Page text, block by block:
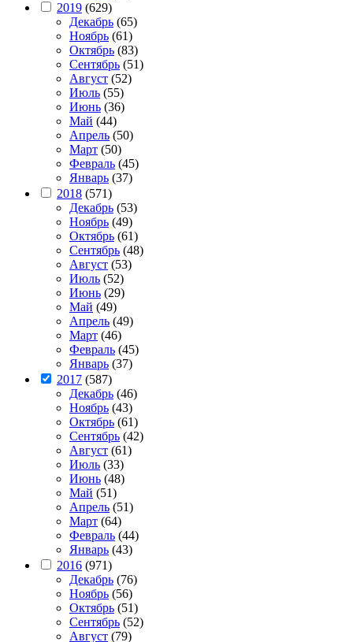
2019 (629)
Декабрь (65)
Ноябрь (61)
Октябрь (83)
Сентябрь (51)
Август (52)
Июль (55)
Июнь (36)
Май (44)
Апрель (50)
Март (50)
Февраль (45)
Январь (37)
2018 (571)
Декабрь (53)
Ноябрь (49)
Октябрь (61)
Сентябрь (48)
Август (53)
Июль (52)
Июнь (29)
Май (49)
Апрель (49)
Март (46)
Февраль (45)
Январь (37)
2017 (587)
Декабрь (46)
Ноябрь (43)
Октябрь (61)
Сентябрь (42)
Август (61)
Июль (33)
Июнь (48)
Май (51)
Апрель (51)
Март (64)
Февраль (44)
Январь (43)
2016 (971)
Декабрь (76)
Ноябрь (56)
Октябрь (51)
Сентябрь (52)
Август (79)